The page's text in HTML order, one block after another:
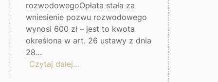
rozwodowegoOpłata stała za
wniesienie pozwu rozwodowego
wynosi 600 zł – jest to kwota
określona w art. 26 ustawy z dnia
28…
Czytaj dalej…